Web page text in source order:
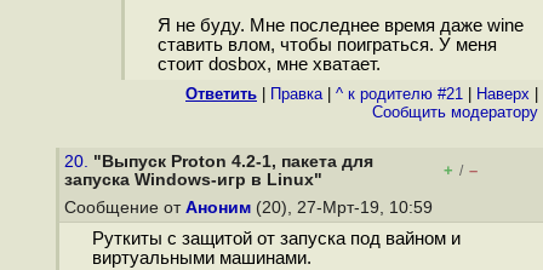
Я не буду. Мне последнее время даже wine
ставить влом, чтобы поиграться. У меня
стоит dosbox, мне хватает.
Ответить Правка| ^ к родителю #21 Наверх
Cообщить модератору
20. "Выпуск Proton 4.2-1, пакета для
запуска Windows-игр в Linux"
+ / –
Сообщение от Аноним (20), 27-Мрт-19, 10:59
Руткиты с защитой от запуска под вайном и
виртуальными машинами.